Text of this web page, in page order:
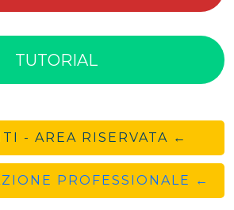
TUTORIAL
- AREA RISERVATA ←
PROFESSIONALE ←